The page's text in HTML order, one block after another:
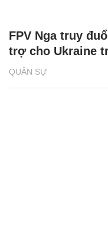
QUÂN SỰ
FPV Nga truy
trợ cho Ukraine